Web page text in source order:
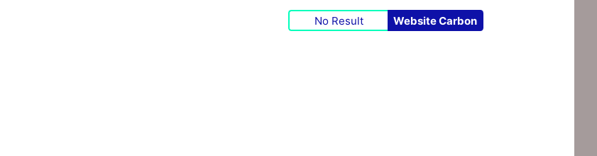
No Result Website Carbon